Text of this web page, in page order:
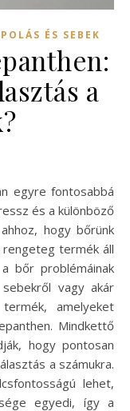
ÉS SEBEK
a
és a különböző
hogy bőrünk
termék áll
bőr problémáinak
vagy akár
amelyeket
Mindkettő
hogy pontosan
a számukra.
lehet,
egyedi, így a